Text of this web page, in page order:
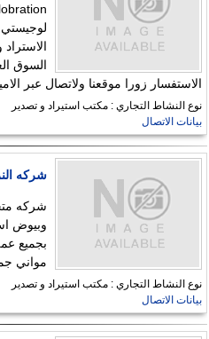
السوق
الاستفسار زورا موقعنا ولاتصال عبر
نوع النشاط التجاري : مكتب استيراد و تصدير
بيانات الاتصال
شركه
شركه
وبيوض
بجميع
مواني
نوع النشاط التجاري : مكتب استيراد و تصدير
بيانات الاتصال